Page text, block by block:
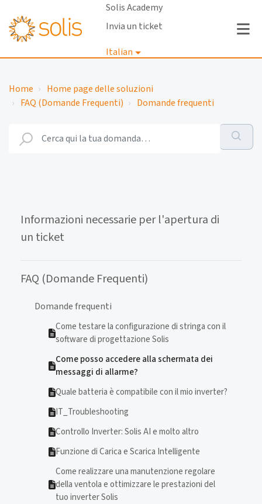
Solis Academy
Invia un ticket
Italian
Accedi
Home
Home page delle soluzioni
FAQ (Domande Frequenti)
Domande frequenti
Informazioni necessarie per l'apertura di
un ticket
FAQ (Domande Frequenti)
Domande frequenti
Come testare la configurazione di stringa con il
software di progettazione Solis
Come posso accedere alla schermata dei
messaggi di allarme?
Quale batteria è compatibile con il mio inverter?
IT_Troubleshooting
Controllo Inverter: Solis AI e molto altro
Funzione di Carica e Scarica Intelligente
Come realizzare una manutenzione regolare
della ventola e ottimizzare le prestazioni del
tuo inverter Solis